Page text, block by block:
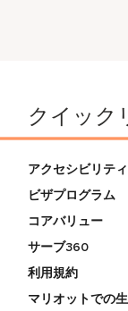
クイック
アクセシビリティ
ビザプログラム
コアバリュー
サーブ360
利用規約
マリオットでの